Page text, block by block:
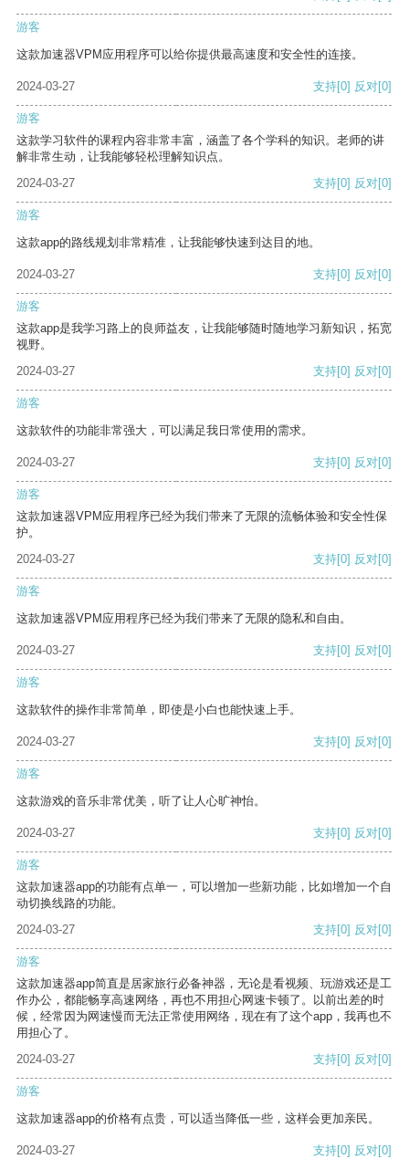
游客
这款加速器VPM应用程序可以给你提供最高速度和安全性的连接。
2024-03-27 支持[0] 反对[0]
游客
这款学习软件的课程内容非常丰富，涵盖了各个学科的知识。老师的讲
解非常生动，让我能够轻松理解知识点。
2024-03-27
支持[0] 反对[0]
游客
这款app的路线规划非常精准，让我能够快速到达目的地。
2024-03-27 支持[0] 反对[0]
游客
这款app是我学习路上的良师益友，让我能够随时随地学习新知识，拓宽
视野。
2024-03-27
支持[0] 反对[0]
游客
这款软件的功能非常强大，可以满足我日常使用的需求。
2024-03-27 支持[0] 反对[0]
游客
这款加速器VPM应用程序已经为我们带来了无限的流畅体验和安全性保
护。
2024-03-27
支持[0] 反对[0]
游客
这款加速器VPM应用程序已经为我们带来了无限的隐私和自由。
2024-03-27 支持[0] 反对[0]
游客
这款软件的操作非常简单，即使是小白也能快速上手。
2024-03-27 支持[0] 反对[0]
游客
这款游戏的音乐非常优美，听了让人心旷神怡。
2024-03-27 支持[0] 反对[0]
游客
这款加速器app的功能有点单一，可以增加一些新功能，比如增加一个自
动切换线路的功能。
2024-03-27
支持[0] 反对[0]
游客
这款加速器app简直是居家旅行必备神器，无论是看视频、玩游戏还是工
作办公，都能畅享高速网络，再也不用担心网速卡顿了。以前出差的时
候，经常因为网速慢而无法正常使用网络，现在有了这个app，我再也不
用担心了。
2024-03-27
支持[0] 反对[0]
游客
这款加速器app的价格有点贵，可以适当降低一些，这样会更加亲民。
2024-03-27 支持[0] 反对[0]